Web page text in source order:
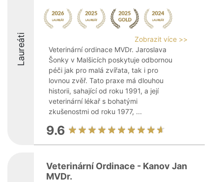
Laureáti
Zobrazit více >>
Veterinární ordinace MVDr. Jaroslava
Šonky v Malšicích poskytuje odbornou
péči jak pro malá zvířata, tak i pro
lovnou zvěř. Tato praxe má dlouhou
historii, sahající od roku 1991, a její
veterinární lékař s bohatými
zkušenostmi od roku 1977, ...
9.6
Veterinární Ordinace - Kanov Jan
MVDr.